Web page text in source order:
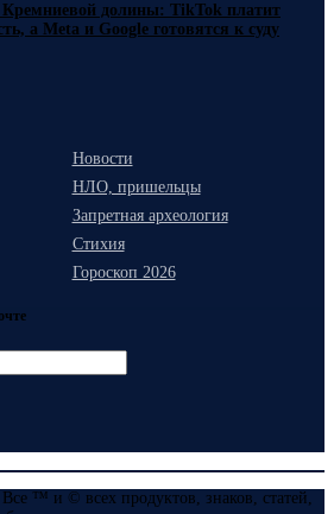
долины: TikTok платит
а Meta и Google готовятся к суду
Новости
НЛО, пришельцы
Запретная археология
Стихия
Гороскоп 2026
™ и © всех продуктов, знаков, статей,